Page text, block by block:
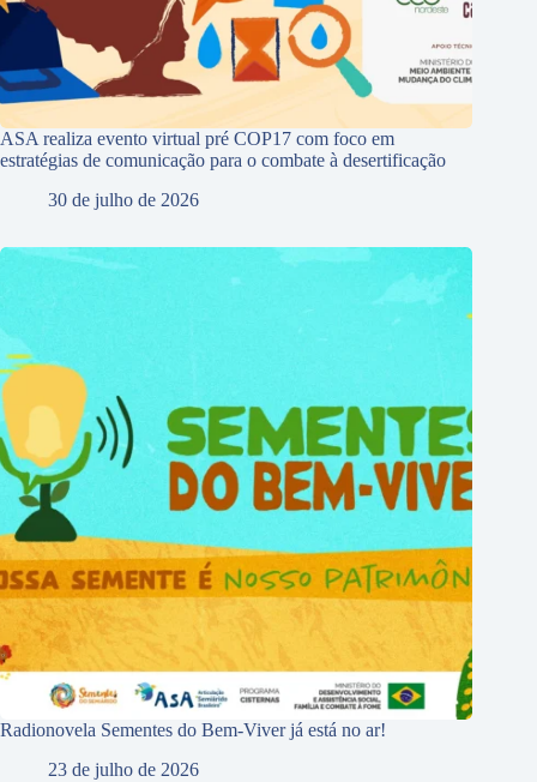
ASA realiza evento virtual pré COP17 com foco em
estratégias de comunicação para o combate à desertificação
30 de julho de 2026
Radionovela Sementes do Bem-Viver já está no ar!
23 de julho de 2026